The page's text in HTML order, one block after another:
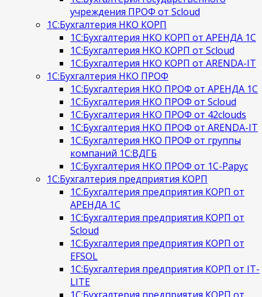
учреждения ПРОФ от Scloud
1С:Бухгалтерия НКО КОРП
1С:Бухгалтерия НКО КОРП от АРЕНДА 1С
1С:Бухгалтерия НКО КОРП от Scloud
1С:Бухгалтерия НКО КОРП от ARENDA-IT
1С:Бухгалтерия НКО ПРОФ
1С:Бухгалтерия НКО ПРОФ от АРЕНДА 1С
1С:Бухгалтерия НКО ПРОФ от Scloud
1С:Бухгалтерия НКО ПРОФ от 42clouds
1С:Бухгалтерия НКО ПРОФ от ARENDA-IT
1С:Бухгалтерия НКО ПРОФ от группы
компаний 1С:ВДГБ
1С:Бухгалтерия НКО ПРОФ от 1С-Рарус
1С:Бухгалтерия предприятия КОРП
1С:Бухгалтерия предприятия КОРП от
АРЕНДА 1С
1С:Бухгалтерия предприятия КОРП от
Scloud
1С:Бухгалтерия предприятия КОРП от
EFSOL
1С:Бухгалтерия предприятия КОРП от IT-
LITE